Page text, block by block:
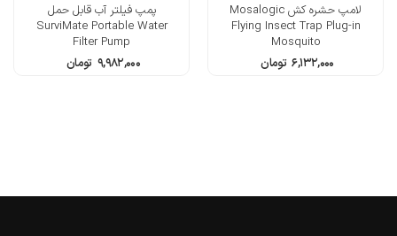
لامپ حشره کش Mosalogic
Flying Insect Trap Plug-in
Mosquito
۶,۱۳۲,۰۰۰ تومان
پمپ فیلتر آب قابل حمل
SurviMate Portable Water
Filter Pump
۹,۹۸۲,۰۰۰ تومان